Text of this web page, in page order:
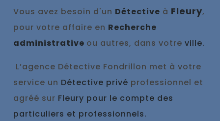
Vous avez besoin d'un Détective à Fleury,
pour votre affaire en Recherche
administrative ou autres, dans votre ville.
L’agence Détective Fondrillon met à votre
service un Détective privé professionnel et
agréé sur Fleury pour le compte des
particuliers et professionnels.